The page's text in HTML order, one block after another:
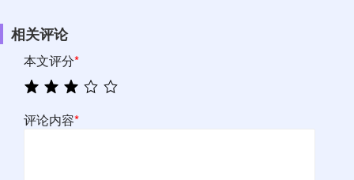
相关评论
本文评分*
评论内容*